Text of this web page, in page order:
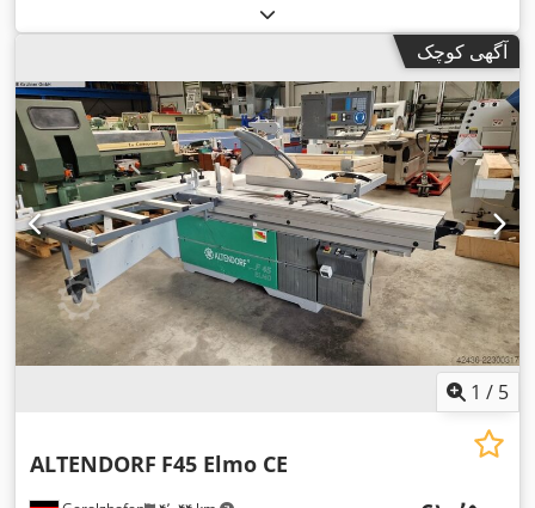
آگهی کوچک
1 / 5
ALTENDORF F45 Elmo CE